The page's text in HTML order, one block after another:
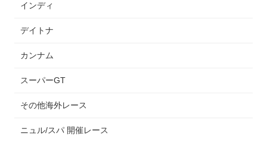
インディ
デイトナ
カンナム
スーパーGT
その他海外レース
ニュル/スパ 開催レース